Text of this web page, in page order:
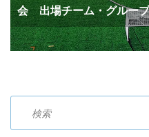
会 出場チーム・グルー